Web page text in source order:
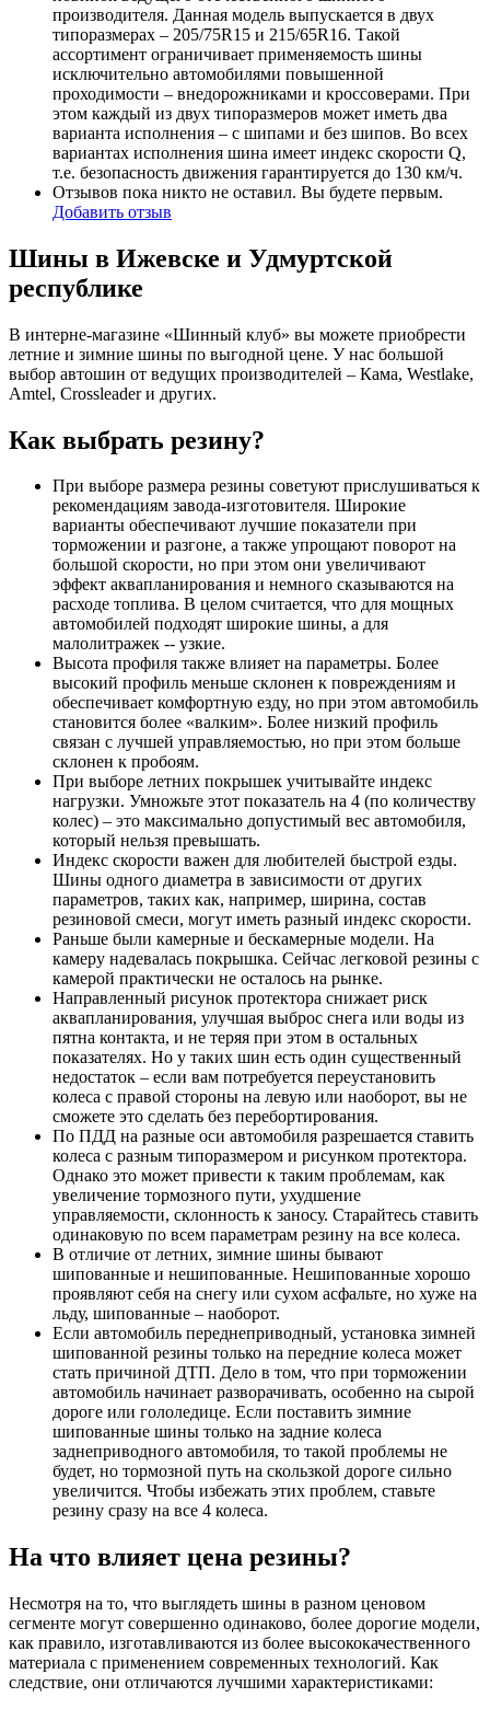
производителя. Данная модель выпускается в двух
типоразмерах – 205/75R15 и 215/65R16. Такой
ассортимент ограничивает применяемость шины
исключительно автомобилями повышенной
проходимости – внедорожниками и кроссоверами. При
этом каждый из двух типоразмеров может иметь два
варианта исполнения – с шипами и без шипов. Во всех
вариантах исполнения шина имеет индекс скорости Q,
т.е. безопасность движения гарантируется до 130 км/ч.
Отзывов пока никто не оставил. Вы будете первым.
Добавить отзыв
Шины в Ижевске и Удмуртской
республике
В интерне-магазине «Шинный клуб» вы можете приобрести
летние и зимние шины по выгодной цене. У нас большой
выбор автошин от ведущих производителей – Кама, Westlake,
Amtel, Crossleader и других.
Как выбрать резину?
При выборе размера резины советуют прислушиваться к
рекомендациям завода-изготовителя. Широкие
варианты обеспечивают лучшие показатели при
торможении и разгоне, а также упрощают поворот на
большой скорости, но при этом они увеличивают
эффект аквапланирования и немного сказываются на
расходе топлива. В целом считается, что для мощных
автомобилей подходят широкие шины, а для
малолитражек -- узкие.
Высота профиля также влияет на параметры. Более
высокий профиль меньше склонен к повреждениям и
обеспечивает комфортную езду, но при этом автомобиль
становится более «валким». Более низкий профиль
связан с лучшей управляемостью, но при этом больше
склонен к пробоям.
При выборе летних покрышек учитывайте индекс
нагрузки. Умножьте этот показатель на 4 (по количеству
колес) – это максимально допустимый вес автомобиля,
который нельзя превышать.
Индекс скорости важен для любителей быстрой езды.
Шины одного диаметра в зависимости от других
параметров, таких как, например, ширина, состав
резиновой смеси, могут иметь разный индекс скорости.
Раньше были камерные и бескамерные модели. На
камеру надевалась покрышка. Сейчас легковой резины с
камерой практически не осталось на рынке.
Направленный рисунок протектора снижает риск
аквапланирования, улучшая выброс снега или воды из
пятна контакта, и не теряя при этом в остальных
показателях. Но у таких шин есть один существенный
недостаток – если вам потребуется переустановить
колеса с правой стороны на левую или наоборот, вы не
сможете это сделать без перебортирования.
По ПДД на разные оси автомобиля разрешается ставить
колеса с разным типоразмером и рисунком протектора.
Однако это может привести к таким проблемам, как
увеличение тормозного пути, ухудшение
управляемости, склонность к заносу. Старайтесь ставить
одинаковую по всем параметрам резину на все колеса.
В отличие от летних, зимние шины бывают
шипованные и нешипованные. Нешипованные хорошо
проявляют себя на снегу или сухом асфальте, но хуже на
льду, шипованные – наоборот.
Если автомобиль переднеприводный, установка зимней
шипованной резины только на передние колеса может
стать причиной ДТП. Дело в том, что при торможении
автомобиль начинает разворачивать, особенно на сырой
дороге или гололедице. Если поставить зимние
шипованные шины только на задние колеса
заднеприводного автомобиля, то такой проблемы не
будет, но тормозной путь на скользкой дороге сильно
увеличится. Чтобы избежать этих проблем, ставьте
резину сразу на все 4 колеса.
На что влияет цена резины?
Несмотря на то, что выглядеть шины в разном ценовом
сегменте могут совершенно одинаково, более дорогие модели,
как правило, изготавливаются из более высококачественного
материала с применением современных технологий. Как
следствие, они отличаются лучшими характеристиками: